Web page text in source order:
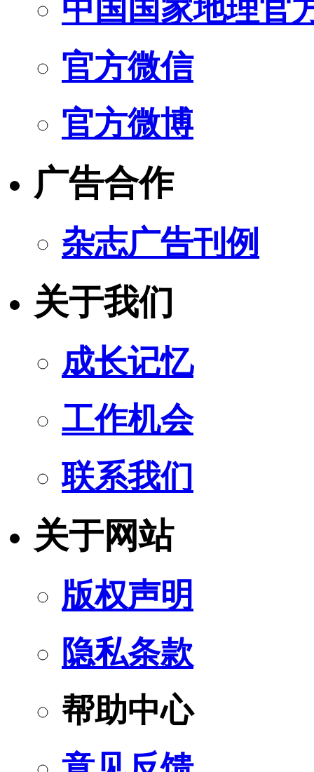
中国国家地理官
官方微信
官方微博
广告合作
杂志广告刊例
关于我们
成长记忆
工作机会
联系我们
关于网站
版权声明
隐私条款
帮助中心